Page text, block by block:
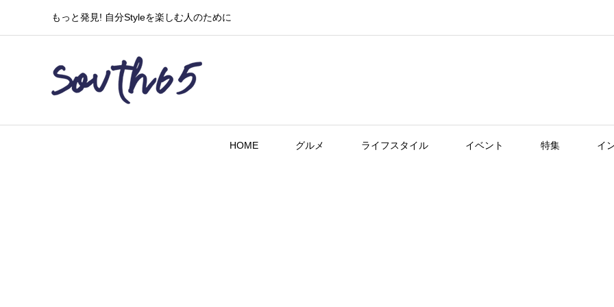
もっと発見! 自分Styleを楽しむ人のために
HOME グルメ ライフスタイル イベント 特集 イ